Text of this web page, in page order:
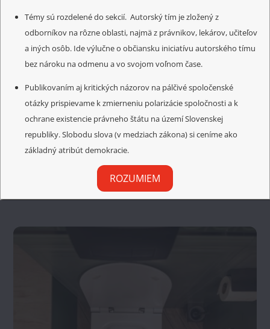
Témy sú rozdelené do sekcií. Autorský tím je zložený z
odborníkov na rôzne oblasti, najmä z právnikov, lekárov, učiteľov
a iných osôb. Ide výlučne o občiansku iniciatívu autorského tímu
bez nároku na odmenu a vo svojom voľnom čase.
Publikovaním aj kritických názorov na pálčivé spoločenské
otázky prispievame k zmierneniu polarizácie spoločnosti a k
ochrane existencie právneho štátu na území Slovenskej
republiky. Slobodu slova (v medziach zákona) si ceníme ako
základný atribút demokracie.
ROZUMIEM
ktoré navštevujú vaše deti, kým je ešte čas. Inak
prídete o ĎALŠIU generáciu.
Kovid vakcína a úmrtia v Austrálii
Konsolidácia verejných financií – hra so
slovenskou štátnosťou
Related Posts